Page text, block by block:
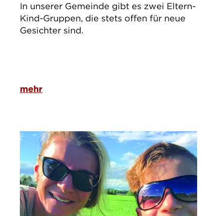
In unserer Gemeinde gibt es zwei Eltern-
Kind-Gruppen, die stets offen für neue
Gesichter sind.
mehr